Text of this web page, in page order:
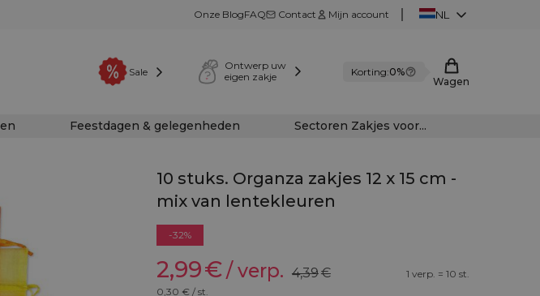
Onze BlogFAQ Contact Mijn account NL
Sale
Ontwerp uw
eigen zakje
Korting:0%
Wagen
Feestdagen & gelegenheden Sectoren Zakjes voor...
10 stuks. Organza zakjes 12 x 15 cm -
mix van lentekleuren
-32%
2,99€/ verp. 4,39€
1 verp. = 10 st.
0,30 € / st.